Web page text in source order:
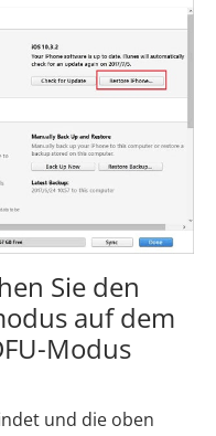
Sie den
auf dem
Modus
und die oben